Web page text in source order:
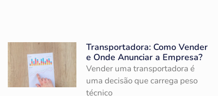
Transportadora: Como Vender
e Onde Anunciar a Empresa?
Vender uma transportadora é
uma decisão que carrega peso
técnico